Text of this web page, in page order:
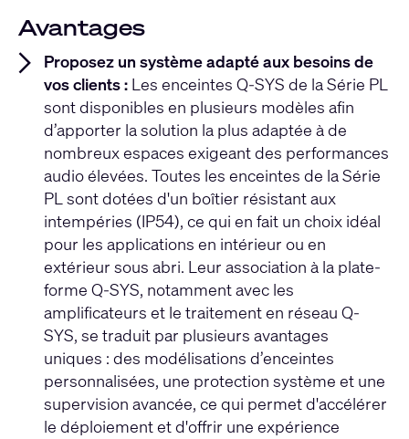
Avantages
Proposez un système adapté aux besoins de
vos clients : Les enceintes Q-SYS de la Série PL
sont disponibles en plusieurs modèles afin
d’apporter la solution la plus adaptée à de
nombreux espaces exigeant des performances
audio élevées. Toutes les enceintes de la Série
PL sont dotées d'un boîtier résistant aux
intempéries (IP54), ce qui en fait un choix idéal
pour les applications en intérieur ou en
extérieur sous abri. Leur association à la plate-
forme Q-SYS, notamment avec les
amplificateurs et le traitement en réseau Q-
SYS, se traduit par plusieurs avantages
uniques : des modélisations d’enceintes
personnalisées, une protection système et une
supervision avancée, ce qui permet d'accélérer
le déploiement et d'offrir une expérience